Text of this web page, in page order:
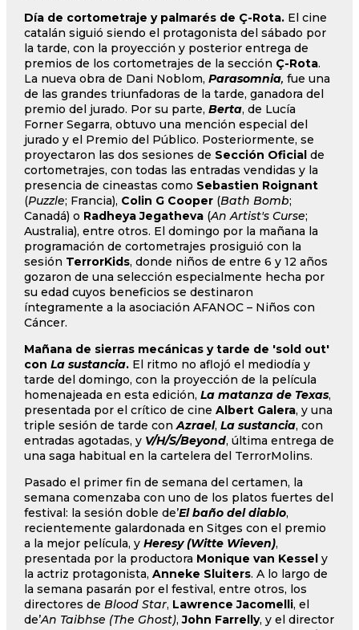
Día de cortometraje y palmarés de Ç-Rota. El cine
catalán siguió siendo el protagonista del sábado por
la tarde, con la proyección y posterior entrega de
premios de los cortometrajes de la sección Ç-Rota.
La nueva obra de Dani Noblom, Parasomnia, fue una
de las grandes triunfadoras de la tarde, ganadora del
premio del jurado. Por su parte, Berta, de Lucía
Forner Segarra, obtuvo una mención especial del
jurado y el Premio del Público. Posteriormente, se
proyectaron las dos sesiones de Sección Oficial de
cortometrajes, con todas las entradas vendidas y la
presencia de cineastas como Sebastien Roignant
(Puzzle; Francia), Colin G Cooper (Bath Bomb;
Canadá) o Radheya Jegatheva(An Artist's Curse;
Australia), entre otros. El domingo por la mañana la
programación de cortometrajes prosiguió con la
sesión TerrorKids, donde niños de entre 6 y 12 años
gozaron de una selección especialmente hecha por
su edad cuyos beneficios se destinaron
íntegramente a la asociación AFANOC – Niños con
Cáncer.
Mañana de sierras mecánicas y tarde de 'sold out'
con La sustancia. El ritmo no aflojó el mediodía y
tarde del domingo, con la proyección de la película
homenajeada en esta edición, La matanza de Texas,
presentada por el crítico de cine Albert Galera, y una
triple sesión de tarde conAzrael, La sustancia, con
entradas agotadas, y V/H/S/Beyond, última entrega de
una saga habitual en la cartelera del TerrorMolins.
Pasado el primer fin de semana del certamen, la
semana comenzaba con uno de los platos fuertes del
festival: la sesión doble de’El baño del diablo,
recientemente galardonada en Sitges con el premio
a la mejor película, y Heresy (Witte Wieven),
presentada por la productora Monique van Kessely
la actriz protagonista, Anneke Sluiters. A lo largo de
la semana pasarán por el festival, entre otros, los
directores de Blood Star, Lawrence Jacomelli, el
de’An Taibhse (The Ghost),John Farrelly, y el director